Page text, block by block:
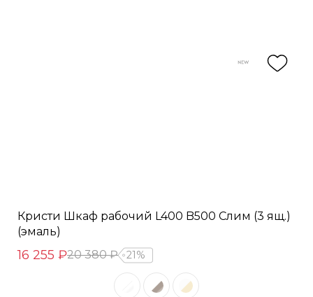
Кристи Шкаф рабочий L400 B500 Слим (3 ящ.)
(эмаль)
16 255 ₽20 380 ₽ 21%